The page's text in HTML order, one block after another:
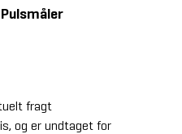
fragt
og er undtaget for